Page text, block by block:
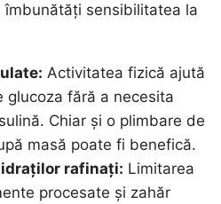
sensibilitatea la
Activitatea fizică ajută
glucoza fără a necesita
Chiar și o plimbare de
masă poate fi benefică.
rafinați: Limitarea
procesate și zahăr